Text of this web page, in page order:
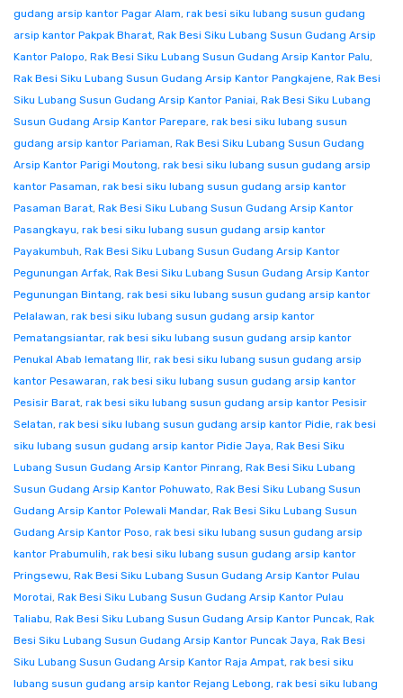
gudang arsip kantor Pagar Alam, rak besi siku lubang susun gudang
arsip kantor Pakpak Bharat, Rak Besi Siku Lubang Susun Gudang Arsip
Kantor Palopo, Rak Besi Siku Lubang Susun Gudang Arsip Kantor Palu,
Rak Besi Siku Lubang Susun Gudang Arsip Kantor Pangkajene, Rak Besi
Siku Lubang Susun Gudang Arsip Kantor Paniai, Rak Besi Siku Lubang
Susun Gudang Arsip Kantor Parepare, rak besi siku lubang susun
gudang arsip kantor Pariaman, Rak Besi Siku Lubang Susun Gudang
Arsip Kantor Parigi Moutong, rak besi siku lubang susun gudang arsip
kantor Pasaman, rak besi siku lubang susun gudang arsip kantor
Pasaman Barat, Rak Besi Siku Lubang Susun Gudang Arsip Kantor
Pasangkayu, rak besi siku lubang susun gudang arsip kantor
Payakumbuh, Rak Besi Siku Lubang Susun Gudang Arsip Kantor
Pegunungan Arfak, Rak Besi Siku Lubang Susun Gudang Arsip Kantor
Pegunungan Bintang, rak besi siku lubang susun gudang arsip kantor
Pelalawan, rak besi siku lubang susun gudang arsip kantor
Pematangsiantar, rak besi siku lubang susun gudang arsip kantor
Penukal Abab lematang Ilir, rak besi siku lubang susun gudang arsip
kantor Pesawaran, rak besi siku lubang susun gudang arsip kantor
Pesisir Barat, rak besi siku lubang susun gudang arsip kantor Pesisir
Selatan, rak besi siku lubang susun gudang arsip kantor Pidie, rak besi
siku lubang susun gudang arsip kantor Pidie Jaya, Rak Besi Siku
Lubang Susun Gudang Arsip Kantor Pinrang, Rak Besi Siku Lubang
Susun Gudang Arsip Kantor Pohuwato, Rak Besi Siku Lubang Susun
Gudang Arsip Kantor Polewali Mandar, Rak Besi Siku Lubang Susun
Gudang Arsip Kantor Poso, rak besi siku lubang susun gudang arsip
kantor Prabumulih, rak besi siku lubang susun gudang arsip kantor
Pringsewu, Rak Besi Siku Lubang Susun Gudang Arsip Kantor Pulau
Morotai, Rak Besi Siku Lubang Susun Gudang Arsip Kantor Pulau
Taliabu, Rak Besi Siku Lubang Susun Gudang Arsip Kantor Puncak, Rak
Besi Siku Lubang Susun Gudang Arsip Kantor Puncak Jaya, Rak Besi
Siku Lubang Susun Gudang Arsip Kantor Raja Ampat, rak besi siku
lubang susun gudang arsip kantor Rejang Lebong, rak besi siku lubang